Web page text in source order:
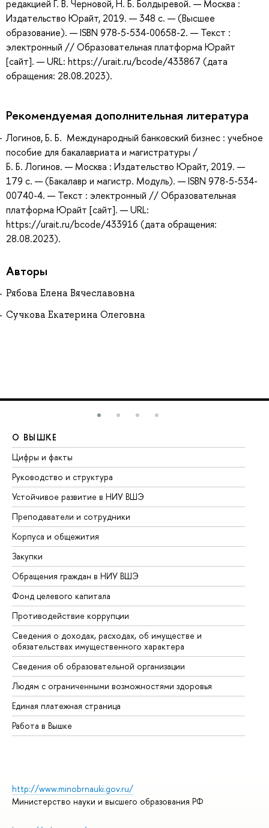
редакцией Г. В. Черновой, Н. Б. Болдыревой. — Москва :
Издательство Юрайт, 2019. — 348 с. — (Высшее
образование). — ISBN 978-5-534-00658-2. — Текст :
электронный // Образовательная платформа Юрайт
[сайт]. — URL: https://urait.ru/bcode/433867 (дата
обращения: 28.08.2023).
Рекомендуемая дополнительная литература
Логинов, Б. Б. Международный банковский бизнес : учебное
пособие для бакалавриата и магистратуры /
Б. Б. Логинов. — Москва : Издательство Юрайт, 2019. —
179 с. — (Бакалавр и магистр. Модуль). — ISBN 978-5-534-
00740-4. — Текст : электронный // Образовательная
платформа Юрайт [сайт]. — URL:
https://urait.ru/bcode/433916 (дата обращения:
28.08.2023).
Авторы
Рябова Елена Вячеславовна
Сучкова Екатерина Олеговна
О ВЫШКЕ
Цифры и факты
Руководство и структура
Устойчивое развитие в НИУ ВШЭ
Преподаватели и сотрудники
Корпуса и общежития
Закупки
Обращения граждан в НИУ ВШЭ
Фонд целевого капитала
Противодействие коррупции
Сведения о доходах, расходах, об имуществе и
обязательствах имущественного характера
Сведения об образовательной организации
Людям с ограниченными возможностями здоровья
Единая платежная страница
Работа в Вышке
http://www.minobrnauki.gov.ru/
Министерство науки и высшего образования РФ